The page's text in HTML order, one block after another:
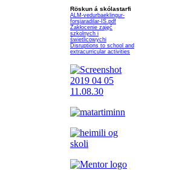
Röskun á skólastarfi
ALM-vedurbaeklingur-
forsjaradilar-IS.pdf
Zakłocenie zajęć
szkolnych i
świetlicowychi
Disruptions to school and
extracurricular activities